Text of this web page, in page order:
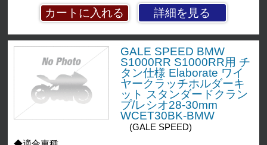
詳細を見る
GALE SPEED BMW
S1000RR S1000RR用 チ
タン仕様 Elaborate ワイ
ヤークラッチホルダーキ
ット スタンダードクラン
プ/レシオ28-30mm
WCET30BK-BMW
(GALE SPEED)